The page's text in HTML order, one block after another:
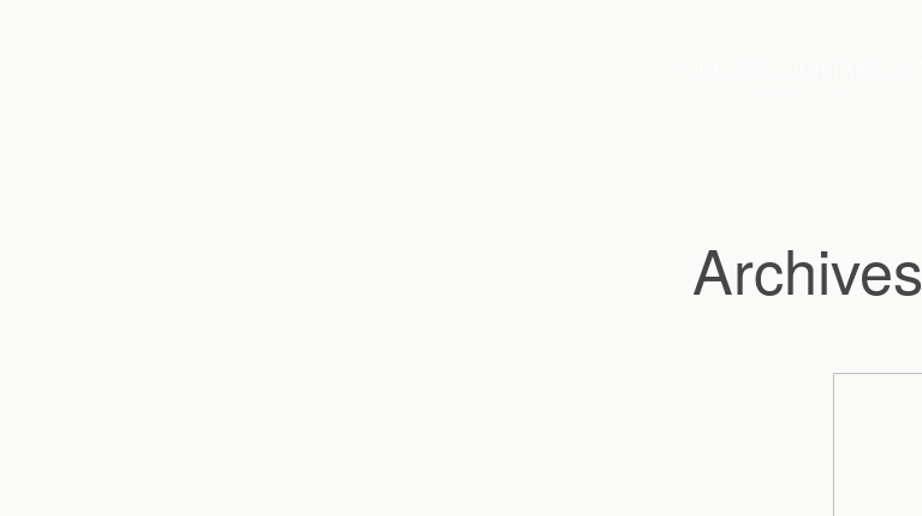
Archives